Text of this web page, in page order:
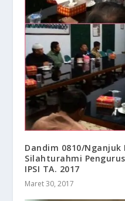
​Dandim 0810/Nganjuk
Silahturahmi
IPSI TA. 2017
Maret 30, 2017